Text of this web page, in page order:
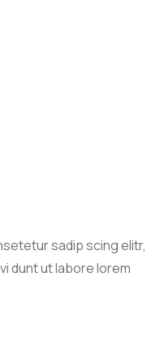
sadip scing elitr,
dunt ut labore lorem